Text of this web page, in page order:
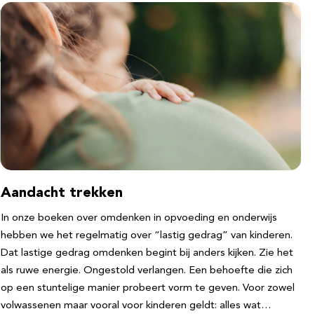
Aandacht trekken
In onze boeken over omdenken in opvoeding en onderwijs
hebben we het regelmatig over “lastig gedrag” van kinderen.
Dat lastige gedrag omdenken begint bij anders kijken. Zie het
als ruwe energie. Ongestold verlangen. Een behoefte die zich
op een stuntelige manier probeert vorm te geven. Voor zowel
volwassenen maar vooral voor kinderen geldt: alles wat…